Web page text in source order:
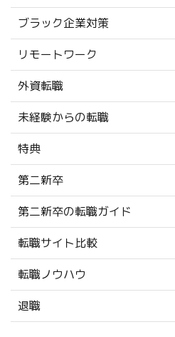
ブラック企業対策
リモートワーク
外資転職
未経験からの転職
特典
第二新卒
第二新卒の転職ガイド
転職サイト比較
転職ノウハウ
退職